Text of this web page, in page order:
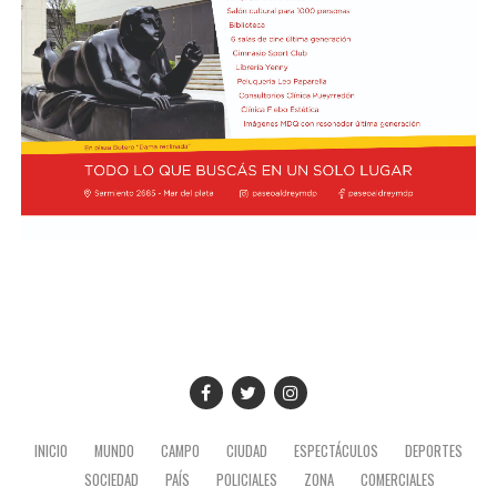
licencia en una herramienta de recaudación”, explicó
Osaba.
La propuesta establece que ninguna autoridad
provincial o municipal podrá exigir la acreditación de un
certificado de libre deuda como requisito para iniciar,
tramitar, otorgar, renovar o solicitar un duplicado del
registro.
la licencia podrá informar al solicitante sobre el estado
de sus antecedentes, pero esa comunicación tendrá
El Estado, por su parte, conservará sus facultades para
INICIO MUNDO CAMPO CIUDAD ESPECTÁCULOS
DEPORTES
SOCIEDAD
PAÍS POLICIALES ZONA COMERCIALES